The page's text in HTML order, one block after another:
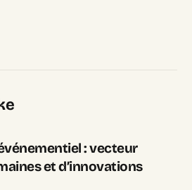
: vecteur
et d’innovations